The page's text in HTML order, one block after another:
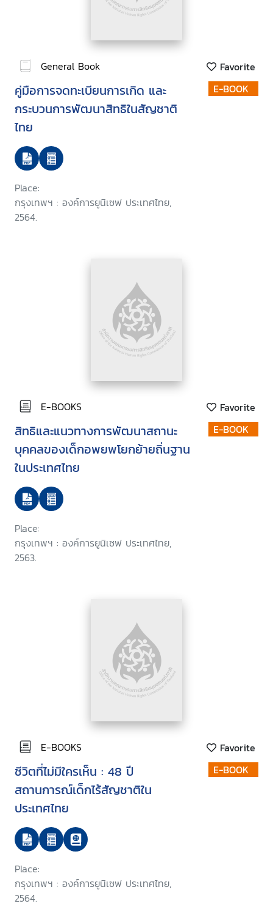
General Book Favorite
คู่มือการจดทะเบียนการเกิด และ
กระบวนการพัฒนาสิทธิในสัญชาติ
ไทย
Place:
กรุงเทพฯ : องค์การยูนิเซฟ ประเทศไทย,
2564.
E-BOOK
E-BOOKS Favorite
สิทธิและแนวทางการพัฒนาสถานะ
บุคคลของเด็กอพยพโยกย้ายถิ่นฐาน
ในประเทศไทย
Place:
กรุงเทพฯ : องค์การยูนิเซฟ ประเทศไทย,
2563.
E-BOOK
E-BOOKS Favorite
ชีวิตที่ไม่มีใครเห็น : 48 ปี
สถานการณ์เด็กไร้สัญชาติใน
ประเทศไทย
Place:
กรุงเทพฯ : องค์การยูนิเซฟ ประเทศไทย,
2564.
E-BOOK